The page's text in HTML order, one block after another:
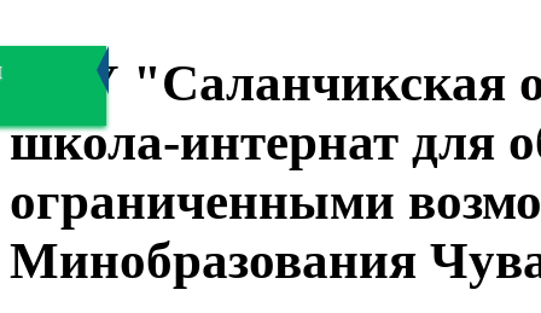
БОУ "Саланчикская
школа-интернат для
ограниченными
Минобразования